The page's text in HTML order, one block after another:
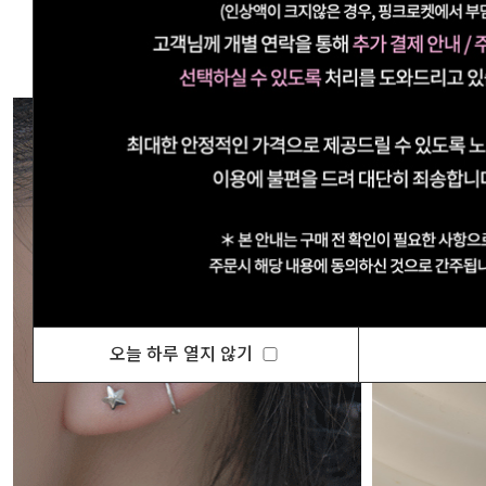
오늘 하루 열지 않기